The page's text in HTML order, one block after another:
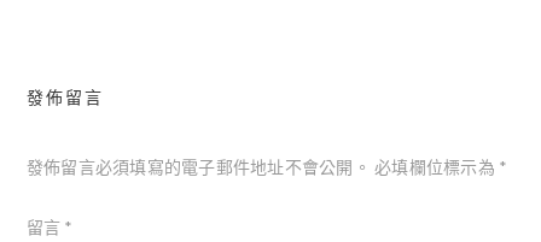
發佈留言
發佈留言必須填寫的電子郵件地址不會公開。 必填欄位標示為 *
留言 *